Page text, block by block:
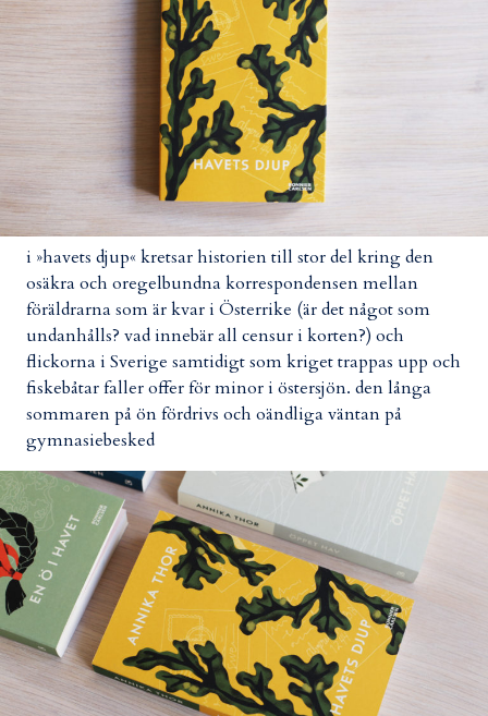
i »havets djup« kretsar historien till stor del kring den
osäkra och oregelbundna korrespondensen mellan
föräldrarna som är kvar i Österrike (är det något som
undanhålls? vad innebär all censur i korten?) och
flickorna i Sverige samtidigt som kriget trappas upp och
fiskebåtar faller offer för minor i östersjön. den långa
sommaren på ön fördrivs och oändliga väntan på
gymnasiebesked